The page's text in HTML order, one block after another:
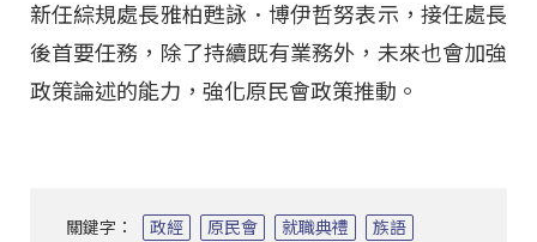
新任綜規處長雅柏甦詠．博伊哲努表示，接任處長
後首要任務，除了持續既有業務外，未來也會加強
政策論述的能力，強化原民會政策推動。
關鍵字： 政經 原民會 就職典禮
族語